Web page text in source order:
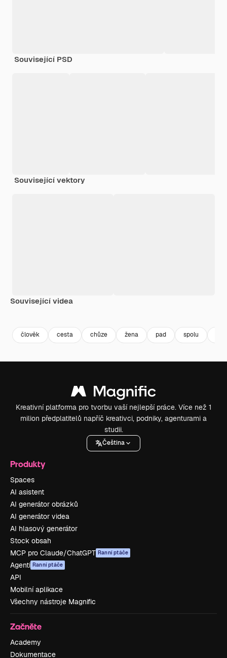
Související PSD
Související vektory
Související videa
člověk cesta chůze žena pad spolu
Kreativní platforma pro tvorbu vaší nejlepší práce. Více než 1
milion předplatitelů napříč kreativci, podniky, agenturami a
studii.
Čeština
Produkty
Spaces
AI asistent
AI generátor obrázků
AI generátor videa
AI hlasový generátor
Stock obsah
MCP pro Claude/ChatGPT Ranní ptáče
Agenti Ranní ptáče
API
Mobilní aplikace
Všechny nástroje Magnific
Začněte
Academy
Dokumentace